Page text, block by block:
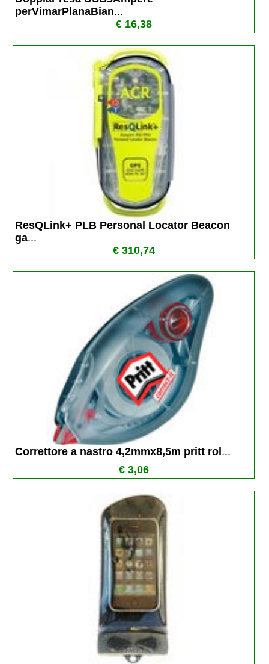
perVimarPlanaBian...
€ 16,38
ResQLink+ PLB Personal Locator Beacon
ga...
€ 310,74
Correttore a nastro 4,2mmx8,5m pritt rol ...
€ 3,06